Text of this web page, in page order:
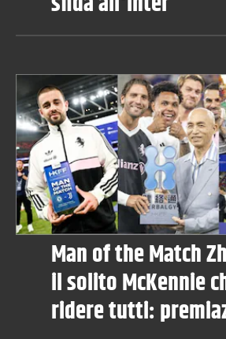
Man of the Match
il solito McKennie
ridere tutti: